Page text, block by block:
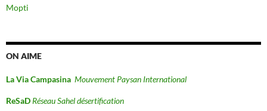
Mopti
ON AIME
La Via Campasina Mouvement Paysan International
ReSaD Réseau Sahel désertification